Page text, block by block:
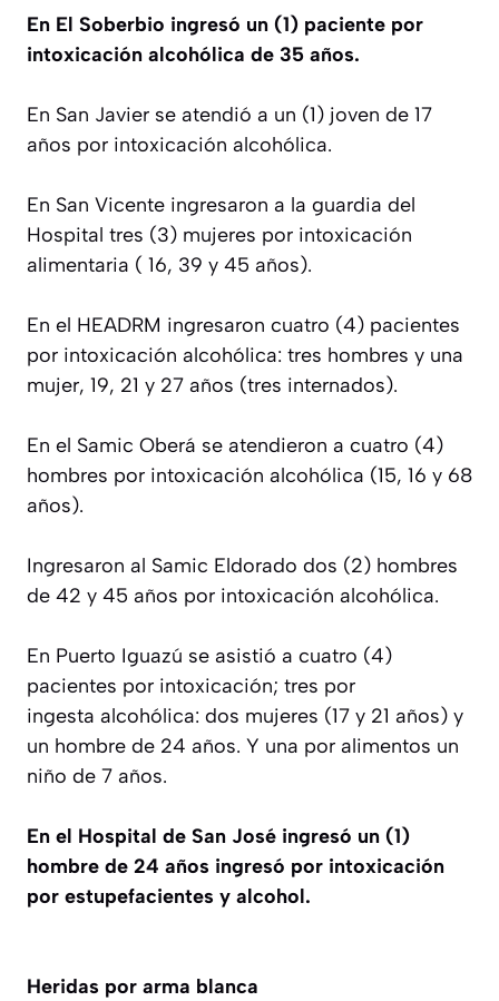
En El Soberbio ingresó un (1) paciente por
intoxicación alcohólica de 35 años.
En San Javier se atendió a un (1) joven de 17
años por intoxicación alcohólica.
En San Vicente ingresaron a la guardia del
Hospital tres (3) mujeres por intoxicación
alimentaria ( 16, 39 y 45 años).
En el HEADRM ingresaron cuatro (4) pacientes
por intoxicación alcohólica: tres hombres y una
mujer, 19, 21 y 27 años (tres internados).
En el Samic Oberá se atendieron a cuatro (4)
hombres por intoxicación alcohólica (15, 16 y 68
años).
Ingresaron al Samic Eldorado dos (2) hombres
de 42 y 45 años por intoxicación alcohólica.
En Puerto Iguazú se asistió a cuatro (4)
pacientes por intoxicación; tres por
ingesta alcohólica: dos mujeres (17 y 21 años) y
un hombre de 24 años. Y una por alimentos un
niño de 7 años.
En el Hospital de San José ingresó un (1)
hombre de 24 años ingresó por intoxicación
por estupefacientes y alcohol.
Heridas por arma blanca